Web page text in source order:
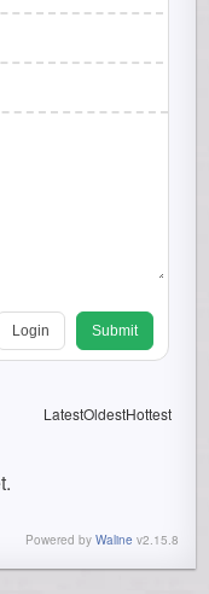
Login Submit
LatestOldestHottest
Powered by Waline v2.15.8